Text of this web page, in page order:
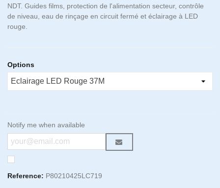
NDT. Guides films, protection de l'alimentation secteur, contrôle
de niveau, eau de rinçage en circuit fermé et éclairage à LED
rouge.
Options
Notify me when available
Reference: P80210425LC719